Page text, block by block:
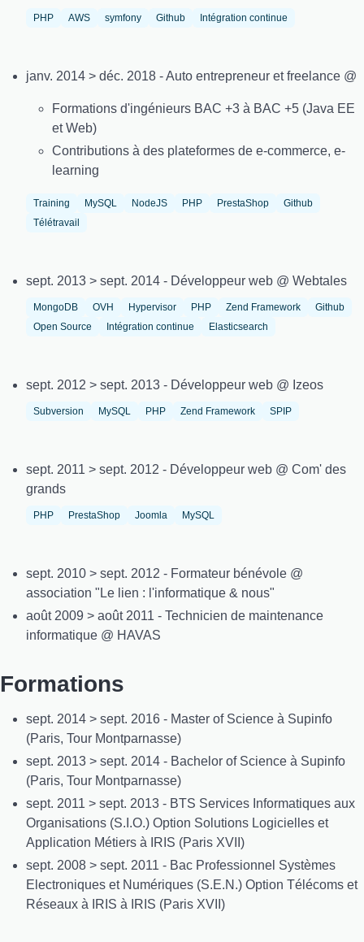
PHP AWS symfony Github Intégration continue
janv. 2014 > déc. 2018 - Auto entrepreneur et freelance @
Formations d'ingénieurs BAC +3 à BAC +5 (Java EE
et Web)
Contributions à des plateformes de e-commerce, e-
learning
Training MySQL NodeJS PHP PrestaShop
Github
Télétravail
sept. 2013 > sept. 2014 - Développeur web @ Webtales
MongoDB OVH Hypervisor PHP Zend Framework
Github
Open Source
Intégration continue Elasticsearch
sept. 2012 > sept. 2013 - Développeur web @ Izeos
Subversion MySQL PHP Zend Framework SPIP
sept. 2011 > sept. 2012 - Développeur web @ Com' des
grands
PHP PrestaShop Joomla MySQL
sept. 2010 > sept. 2012 - Formateur bénévole @
association "Le lien : l'informatique & nous"
août 2009 > août 2011 - Technicien de maintenance
informatique @ HAVAS
Formations
sept. 2014 > sept. 2016 - Master of Science à Supinfo
(Paris, Tour Montparnasse)
sept. 2013 > sept. 2014 - Bachelor of Science à Supinfo
(Paris, Tour Montparnasse)
sept. 2011 > sept. 2013 - BTS Services Informatiques aux
Organisations (S.I.O.) Option Solutions Logicielles et
Application Métiers à IRIS (Paris XVII)
sept. 2008 > sept. 2011 - Bac Professionnel Systèmes
Electroniques et Numériques (S.E.N.) Option Télécoms et
Réseaux à IRIS à IRIS (Paris XVII)